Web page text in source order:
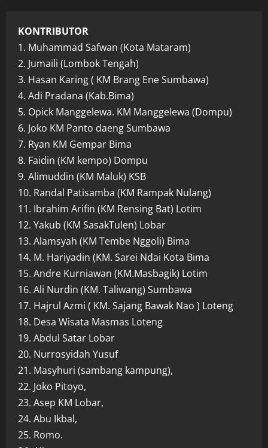
KONTRIBUTOR
1. Muhammad Safwan (Kota Mataram)
2. Jumaili (Lombok Tengah)
3. Hasan Karing ( KM Brang Ene Sumbawa)
4. Adi Pradana (Kab.Bima)
5. Opick Manggelewa. KM Manggelewa (Dompu)
6. Joko KM Panto daeng Sumbawa
7. Ryan KM Gempar Bima
8. Faidin (KM kempo) Dompu
9. Alimuddin (KM Maluk) KSB
10. Randal Patisamba (KM Rampak Nulang)
11. Ibrahim Arifin (KM Rensing Bat) Lotim
12. Yakub (KM SasakTulen) Lobar
13. Alamsyah (KM Tembe Nggoli) Bima
14. M. Hariyadin (KM. Sarei Ndai Kota Bima
15. Andre Kurniawan (KM.Masbagik) Lotim
16. Ali Nurdin (KM. Taliwang) Sumbawa
17. Hajrul Azmi ( KM. Sajang Bawak Nao ) Loteng
18. Desa Wisata Masmas Loteng
19. Abdul Satar Lobar
20. Nurrosyidah Yusuf
21. Masyhuri (sambang kampung),
22. Joko Pitoyo,
23. Asep KM Lobar,
24. Abu Ikbal,
25. Romo.